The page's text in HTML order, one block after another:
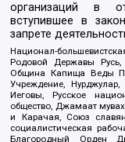
организаций в
вступившее в
запрете
Национал-
Родовой Державы Русь,
Община Капища Веды
Учреждение,
Иеговы, Русское
общество, Джамаат
и Карачая, Союз
социалистическая
Благородный Орден